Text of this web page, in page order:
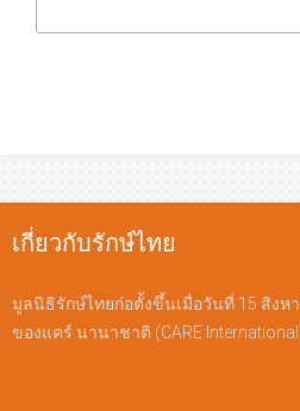
เกี่ยวกับรักษ์ไทย
มูลนิธิรักษ์ไทยก่อตั้งขึ้นเมื่อวันที่ 15 สิงห
ของแคร์ นานาชาติ (CARE